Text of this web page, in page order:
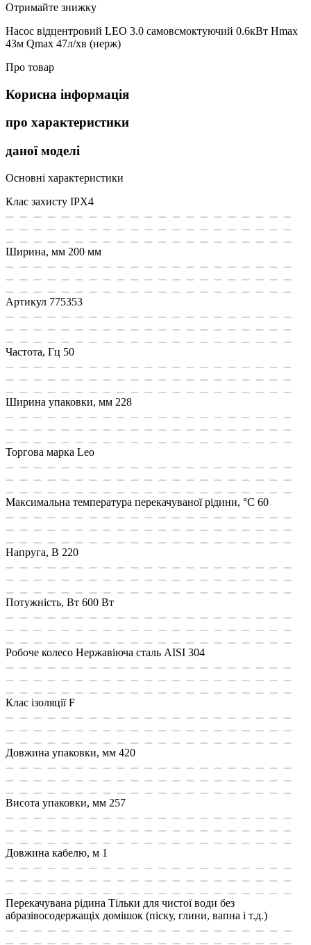
Отримайте знижку
Насос відцентровий LEO 3.0 самовсмоктуючий 0.6кВт Hmax
43м Qmax 47л/хв (нерж)
Про товар
Корисна інформація
про характеристики
даної моделі
Основні характеристики
Клас захисту IPX4
Ширина, мм 200 мм
Артикул 775353
Частота, Гц 50
Ширина упаковки, мм 228
Торгова марка Leo
Максимальна температура перекачуваної рідини, °C 60
Напруга, В 220
Потужність, Вт 600 Вт
Робоче колесо Нержавіюча сталь AISI 304
Клас ізоляції F
Довжина упаковки, мм 420
Висота упаковки, мм 257
Довжина кабелю, м 1
Перекачувана рідина Тільки для чистої води без
абразівосодержащіх домішок (піску, глини, вапна і т.д.)